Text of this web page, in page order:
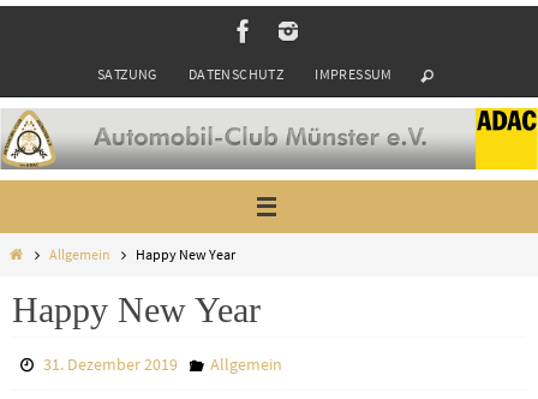
SATZUNG DATENSCHUTZ IMPRESSUM
StartAllgemein Happy New Year
Happy New Year
31. Dezember 2019 Allgemein